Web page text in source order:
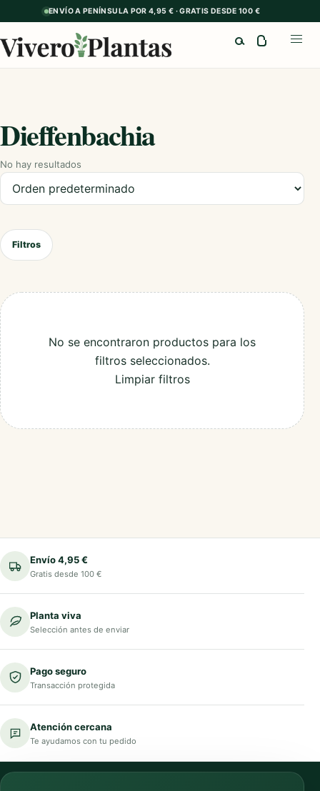
ENVÍO A PENÍNSULA POR 4,95 € · GRATIS DESDE 100 €
Dieffenbachia
No hay resultados
Ordenar productos
Filtros
No se encontraron productos para los
filtros seleccionados.
Limpiar filtros
Envío 4,95 €
Gratis desde 100 €
Planta viva
Selección antes de enviar
Pago seguro
Transacción protegida
Atención cercana
Te ayudamos con tu pedido